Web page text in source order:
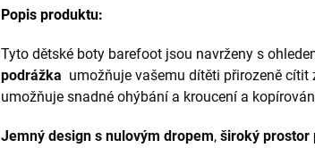
Popis produktu:
Tyto dětské boty barefoot jsou navrženy s
podrážka umožňuje vašemu dítěti přirozeně cítit
umožňuje snadné ohýbání a kroucení a
Jemný design s nulovým dropem, široký prostor